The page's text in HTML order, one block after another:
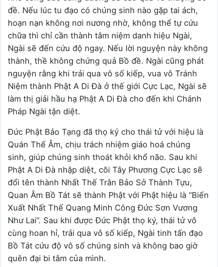
đề. Nếu lúc tu đạo có chúng sinh nào gặp tai ách,
hoạn nạn không nơi nương nhờ, không thể tự cứu
chữa thì chỉ cần thành tâm niệm danh hiệu Ngài,
Ngài sẽ đến cứu độ ngay. Nếu lời nguyện này không
thành, thề không chứng quả Bồ đề. Ngài cũng phát
nguyện rằng khi trải qua vô số kiếp, vua vô Tránh
Niệm thành Phật A Di Đà ở thế giới Cực Lạc, Ngài sẽ
làm thị giải hầu hạ Phật A Di Đà cho đến khi Chánh
Pháp Ngài tận diệt.
Đức Phật Bảo Tạng đã thọ ký cho thái tử với hiệu là
Quán Thế Âm, chịu trách nhiệm giáo hoá chúng
sinh, giúp chúng sinh thoát khỏi khổ não. Sau khi
Phật A Di Đà nhập diệt, cõi Tây Phương Cực Lạc sẽ
đổi tên thành Nhất Thế Trân Bảo Sở Thành Tựu,
Quan Âm Bồ Tát sẽ thành Phật với Phật hiệu là “Biến
Xuất Nhất Thế Quang Minh Công Đức Sơn Vương
Như Lai”. Sau khi được Đức Phật thọ ký, thái tử vô
cùng hoan hỉ, trải qua vô số kiếp, Ngài tinh tấn đạo
Bồ Tát cứu độ vô số chúng sinh và không bao giờ
quên đại bi tâm của mình.